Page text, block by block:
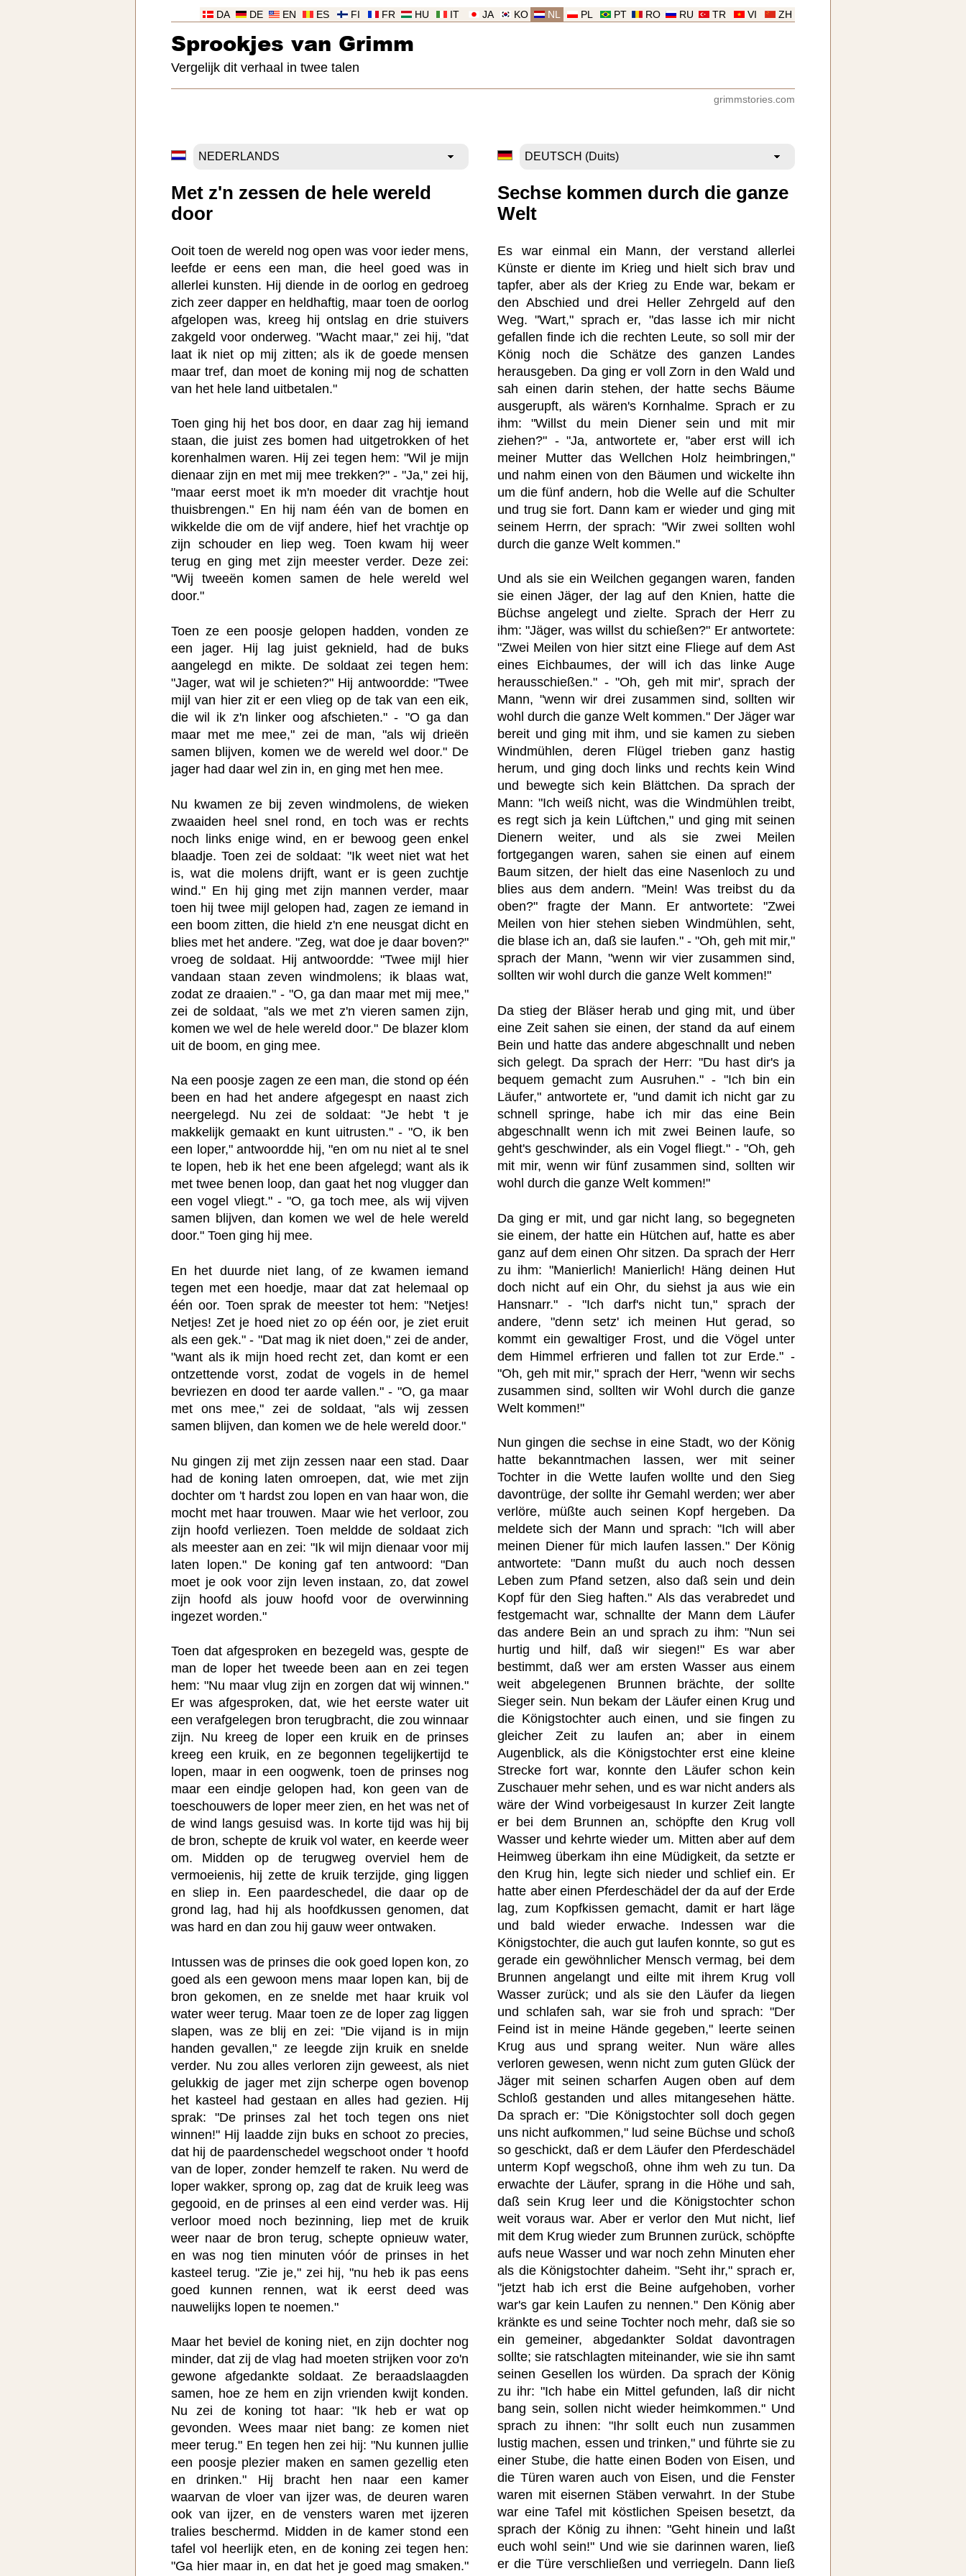
ZH
VI
TR
RU
RO
PT
PL
NL
KO
JA
IT
HU
FR
FI
ES
EN
DE
DA
Sprookjes van Grimm
Vergelijk dit verhaal in twee talen
grimmstories.com
Met z'n zessen de hele wereld
door
Sechse kommen durch die ganze
Welt
Ooit toen de wereld nog open was voor ieder mens,
leefde er eens een man, die heel goed was in
allerlei kunsten. Hij diende in de oorlog en gedroeg
zich zeer dapper en heldhaftig, maar toen de oorlog
afgelopen was, kreeg hij ontslag en drie stuivers
zakgeld voor onderweg. "Wacht maar," zei hij, "dat
laat ik niet op mij zitten; als ik de goede mensen
maar tref, dan moet de koning mij nog de schatten
van het hele land uitbetalen."
Toen ging hij het bos door, en daar zag hij iemand
staan, die juist zes bomen had uitgetrokken of het
korenhalmen waren. Hij zei tegen hem: "Wil je mijn
dienaar zijn en met mij mee trekken?" - "Ja," zei hij,
"maar eerst moet ik m'n moeder dit vrachtje hout
thuisbrengen." En hij nam één van de bomen en
wikkelde die om de vijf andere, hief het vrachtje op
zijn schouder en liep weg. Toen kwam hij weer
terug en ging met zijn meester verder. Deze zei:
"Wij tweeën komen samen de hele wereld wel
door."
Toen ze een poosje gelopen hadden, vonden ze
een jager. Hij lag juist geknield, had de buks
aangelegd en mikte. De soldaat zei tegen hem:
"Jager, wat wil je schieten?" Hij antwoordde: "Twee
mijl van hier zit er een vlieg op de tak van een eik,
die wil ik z'n linker oog afschieten." - "O ga dan
maar met me mee," zei de man, "als wij drieën
samen blijven, komen we de wereld wel door." De
jager had daar wel zin in, en ging met hen mee.
Nu kwamen ze bij zeven windmolens, de wieken
zwaaiden heel snel rond, en toch was er rechts
noch links enige wind, en er bewoog geen enkel
blaadje. Toen zei de soldaat: "Ik weet niet wat het
is, wat die molens drijft, want er is geen zuchtje
wind." En hij ging met zijn mannen verder, maar
toen hij twee mijl gelopen had, zagen ze iemand in
een boom zitten, die hield z'n ene neusgat dicht en
blies met het andere. "Zeg, wat doe je daar boven?"
vroeg de soldaat. Hij antwoordde: "Twee mijl hier
vandaan staan zeven windmolens; ik blaas wat,
zodat ze draaien." - "O, ga dan maar met mij mee,"
zei de soldaat, "als we met z'n vieren samen zijn,
komen we wel de hele wereld door." De blazer klom
uit de boom, en ging mee.
Na een poosje zagen ze een man, die stond op één
been en had het andere afgegespt en naast zich
neergelegd. Nu zei de soldaat: "Je hebt 't je
makkelijk gemaakt en kunt uitrusten." - "O, ik ben
een loper," antwoordde hij, "en om nu niet al te snel
te lopen, heb ik het ene been afgelegd; want als ik
met twee benen loop, dan gaat het nog vlugger dan
een vogel vliegt." - "O, ga toch mee, als wij vijven
samen blijven, dan komen we wel de hele wereld
door." Toen ging hij mee.
En het duurde niet lang, of ze kwamen iemand
tegen met een hoedje, maar dat zat helemaal op
één oor. Toen sprak de meester tot hem: "Netjes!
Netjes! Zet je hoed niet zo op één oor, je ziet eruit
als een gek." - "Dat mag ik niet doen," zei de ander,
"want als ik mijn hoed recht zet, dan komt er een
ontzettende vorst, zodat de vogels in de hemel
bevriezen en dood ter aarde vallen." - "O, ga maar
met ons mee," zei de soldaat, "als wij zessen
samen blijven, dan komen we de hele wereld door."
Nu gingen zij met zijn zessen naar een stad. Daar
had de koning laten omroepen, dat, wie met zijn
dochter om 't hardst zou lopen en van haar won, die
mocht met haar trouwen. Maar wie het verloor, zou
zijn hoofd verliezen. Toen meldde de soldaat zich
als meester aan en zei: "Ik wil mijn dienaar voor mij
laten lopen." De koning gaf ten antwoord: "Dan
moet je ook voor zijn leven instaan, zo, dat zowel
zijn hoofd als jouw hoofd voor de overwinning
ingezet worden."
Toen dat afgesproken en bezegeld was, gespte de
man de loper het tweede been aan en zei tegen
hem: "Nu maar vlug zijn en zorgen dat wij winnen."
Er was afgesproken, dat, wie het eerste water uit
een verafgelegen bron terugbracht, die zou winnaar
zijn. Nu kreeg de loper een kruik en de prinses
kreeg een kruik, en ze begonnen tegelijkertijd te
lopen, maar in een oogwenk, toen de prinses nog
maar een eindje gelopen had, kon geen van de
toeschouwers de loper meer zien, en het was net of
de wind langs gesuisd was. In korte tijd was hij bij
de bron, schepte de kruik vol water, en keerde weer
om. Midden op de terugweg overviel hem de
vermoeienis, hij zette de kruik terzijde, ging liggen
en sliep in. Een paardeschedel, die daar op de
grond lag, had hij als hoofdkussen genomen, dat
was hard en dan zou hij gauw weer ontwaken.
Intussen was de prinses die ook goed lopen kon, zo
goed als een gewoon mens maar lopen kan, bij de
bron gekomen, en ze snelde met haar kruik vol
water weer terug. Maar toen ze de loper zag liggen
slapen, was ze blij en zei: "Die vijand is in mijn
handen gevallen," ze leegde zijn kruik en snelde
verder. Nu zou alles verloren zijn geweest, als niet
gelukkig de jager met zijn scherpe ogen bovenop
het kasteel had gestaan en alles had gezien. Hij
sprak: "De prinses zal het toch tegen ons niet
winnen!" Hij laadde zijn buks en schoot zo precies,
dat hij de paardenschedel wegschoot onder 't hoofd
van de loper, zonder hemzelf te raken. Nu werd de
loper wakker, sprong op, zag dat de kruik leeg was
gegooid, en de prinses al een eind verder was. Hij
verloor moed noch bezinning, liep met de kruik
weer naar de bron terug, schepte opnieuw water,
en was nog tien minuten vóór de prinses in het
kasteel terug. "Zie je," zei hij, "nu heb ik pas eens
goed kunnen rennen, wat ik eerst deed was
nauwelijks lopen te noemen."
Maar het beviel de koning niet, en zijn dochter nog
minder, dat zij de vlag had moeten strijken voor zo'n
gewone afgedankte soldaat. Ze beraadslaagden
samen, hoe ze hem en zijn vrienden kwijt konden.
Nu zei de koning tot haar: "Ik heb er wat op
gevonden. Wees maar niet bang: ze komen niet
meer terug." En tegen hen zei hij: "Nu kunnen jullie
een poosje plezier maken en samen gezellig eten
en drinken." Hij bracht hen naar een kamer
waarvan de vloer van ijzer was, de deuren waren
ook van ijzer, en de vensters waren met ijzeren
tralies beschermd. Midden in de kamer stond een
tafel vol heerlijk eten, en de koning zei tegen hen:
"Ga hier maar in, en dat het je goed mag smaken."
Es war einmal ein Mann, der verstand allerlei
Künste er diente im Krieg und hielt sich brav und
tapfer, aber als der Krieg zu Ende war, bekam er
den Abschied und drei Heller Zehrgeld auf den
Weg. "Wart," sprach er, "das lasse ich mir nicht
gefallen finde ich die rechten Leute, so soll mir der
König noch die Schätze des ganzen Landes
herausgeben. Da ging er voll Zorn in den Wald und
sah einen darin stehen, der hatte sechs Bäume
ausgerupft, als wären's Kornhalme. Sprach er zu
ihm: "Willst du mein Diener sein und mit mir
ziehen?" - "Ja, antwortete er, "aber erst will ich
meiner Mutter das Wellchen Holz heimbringen,"
und nahm einen von den Bäumen und wickelte ihn
um die fünf andern, hob die Welle auf die Schulter
und trug sie fort. Dann kam er wieder und ging mit
seinem Herrn, der sprach: "Wir zwei sollten wohl
durch die ganze Welt kommen."
Und als sie ein Weilchen gegangen waren, fanden
sie einen Jäger, der lag auf den Knien, hatte die
Büchse angelegt und zielte. Sprach der Herr zu
ihm: "Jäger, was willst du schießen?" Er antwortete:
"Zwei Meilen von hier sitzt eine Fliege auf dem Ast
eines Eichbaumes, der will ich das linke Auge
herausschießen." - "Oh, geh mit mir', sprach der
Mann, "wenn wir drei zusammen sind, sollten wir
wohl durch die ganze Welt kommen." Der Jäger war
bereit und ging mit ihm, und sie kamen zu sieben
Windmühlen, deren Flügel trieben ganz hastig
herum, und ging doch links und rechts kein Wind
und bewegte sich kein Blättchen. Da sprach der
Mann: "Ich weiß nicht, was die Windmühlen treibt,
es regt sich ja kein Lüftchen," und ging mit seinen
Dienern weiter, und als sie zwei Meilen
fortgegangen waren, sahen sie einen auf einem
Baum sitzen, der hielt das eine Nasenloch zu und
blies aus dem andern. "Mein! Was treibst du da
oben?" fragte der Mann. Er antwortete: "Zwei
Meilen von hier stehen sieben Windmühlen, seht,
die blase ich an, daß sie laufen." - "Oh, geh mit mir,"
sprach der Mann, "wenn wir vier zusammen sind,
sollten wir wohl durch die ganze Welt kommen!"
Da stieg der Bläser herab und ging mit, und über
eine Zeit sahen sie einen, der stand da auf einem
Bein und hatte das andere abgeschnallt und neben
sich gelegt. Da sprach der Herr: "Du hast dir's ja
bequem gemacht zum Ausruhen." - "Ich bin ein
Läufer," antwortete er, "und damit ich nicht gar zu
schnell springe, habe ich mir das eine Bein
abgeschnallt wenn ich mit zwei Beinen laufe, so
geht's geschwinder, als ein Vogel fliegt." - "Oh, geh
mit mir, wenn wir fünf zusammen sind, sollten wir
wohl durch die ganze Welt kommen!"
Da ging er mit, und gar nicht lang, so begegneten
sie einem, der hatte ein Hütchen auf, hatte es aber
ganz auf dem einen Ohr sitzen. Da sprach der Herr
zu ihm: "Manierlich! Manierlich! Häng deinen Hut
doch nicht auf ein Ohr, du siehst ja aus wie ein
Hansnarr." - "Ich darf's nicht tun," sprach der
andere, "denn setz' ich meinen Hut gerad, so
kommt ein gewaltiger Frost, und die Vögel unter
dem Himmel erfrieren und fallen tot zur Erde." -
"Oh, geh mit mir," sprach der Herr, "wenn wir sechs
zusammen sind, sollten wir Wohl durch die ganze
Welt kommen!"
Nun gingen die sechse in eine Stadt, wo der König
hatte bekanntmachen lassen, wer mit seiner
Tochter in die Wette laufen wollte und den Sieg
davontrüge, der sollte ihr Gemahl werden; wer aber
verlöre, müßte auch seinen Kopf hergeben. Da
meldete sich der Mann und sprach: "Ich will aber
meinen Diener für mich laufen lassen." Der König
antwortete: "Dann mußt du auch noch dessen
Leben zum Pfand setzen, also daß sein und dein
Kopf für den Sieg haften." Als das verabredet und
festgemacht war, schnallte der Mann dem Läufer
das andere Bein an und sprach zu ihm: "Nun sei
hurtig und hilf, daß wir siegen!" Es war aber
bestimmt, daß wer am ersten Wasser aus einem
weit abgelegenen Brunnen brächte, der sollte
Sieger sein. Nun bekam der Läufer einen Krug und
die Königstochter auch einen, und sie fingen zu
gleicher Zeit zu laufen an; aber in einem
Augenblick, als die Königstochter erst eine kleine
Strecke fort war, konnte den Läufer schon kein
Zuschauer mehr sehen, und es war nicht anders als
wäre der Wind vorbeigesaust In kurzer Zeit langte
er bei dem Brunnen an, schöpfte den Krug voll
Wasser und kehrte wieder um. Mitten aber auf dem
Heimweg überkam ihn eine Müdigkeit, da setzte er
den Krug hin, legte sich nieder und schlief ein. Er
hatte aber einen Pferdeschädel der da auf der Erde
lag, zum Kopfkissen gemacht, damit er hart läge
und bald wieder erwache. Indessen war die
Königstochter, die auch gut laufen konnte, so gut es
gerade ein gewöhnlicher Mensch vermag, bei dem
Brunnen angelangt und eilte mit ihrem Krug voll
Wasser zurück; und als sie den Läufer da liegen
und schlafen sah, war sie froh und sprach: "Der
Feind ist in meine Hände gegeben," leerte seinen
Krug aus und sprang weiter. Nun wäre alles
verloren gewesen, wenn nicht zum guten Glück der
Jäger mit seinen scharfen Augen oben auf dem
Schloß gestanden und alles mitangesehen hätte.
Da sprach er: "Die Königstochter soll doch gegen
uns nicht aufkommen," lud seine Büchse und schoß
so geschickt, daß er dem Läufer den Pferdeschädel
unterm Kopf wegschoß, ohne ihm weh zu tun. Da
erwachte der Läufer, sprang in die Höhe und sah,
daß sein Krug leer und die Königstochter schon
weit voraus war. Aber er verlor den Mut nicht, lief
mit dem Krug wieder zum Brunnen zurück, schöpfte
aufs neue Wasser und war noch zehn Minuten eher
als die Königstochter daheim. "Seht ihr," sprach er,
"jetzt hab ich erst die Beine aufgehoben, vorher
war's gar kein Laufen zu nennen." Den König aber
kränkte es und seine Tochter noch mehr, daß sie so
ein gemeiner, abgedankter Soldat davontragen
sollte; sie ratschlagten miteinander, wie sie ihn samt
seinen Gesellen los würden. Da sprach der König
zu ihr: "Ich habe ein Mittel gefunden, laß dir nicht
bang sein, sollen nicht wieder heimkommen." Und
sprach zu ihnen: "Ihr sollt euch nun zusammen
lustig machen, essen und trinken," und führte sie zu
einer Stube, die hatte einen Boden von Eisen, und
die Türen waren auch von Eisen, und die Fenster
waren mit eisernen Stäben verwahrt. In der Stube
war eine Tafel mit köstlichen Speisen besetzt, da
sprach der König zu ihnen: "Geht hinein und laßt
euch wohl sein!" Und wie sie darinnen waren, ließ
er die Türe verschließen und verriegeln. Dann ließ